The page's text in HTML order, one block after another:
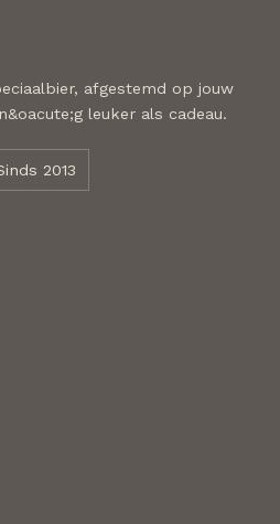
afgestemd op jouw
leuker als cadeau.
2013